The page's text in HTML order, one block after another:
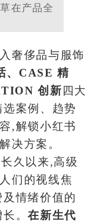
在产品全
奢侈品与服饰
、CASE 精
创新四大
案例、趋势
,解锁小红书
决方案。
久以来,高级
们的视线焦
情绪价值的
长。在新生代